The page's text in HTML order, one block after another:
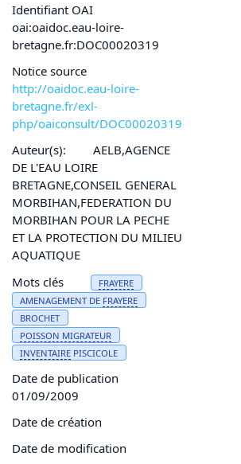
Identifiant OAI
oai:oaidoc.eau-loire-
bretagne.fr:DOC00020319
Notice source
http://oaidoc.eau-loire-
bretagne.fr/exl-
php/oaiconsult/DOC00020319
Auteur(s):
AELB,AGENCE
DE L'EAU LOIRE
BRETAGNE,CONSEIL GENERAL
MORBIHAN,FEDERATION DU
MORBIHAN POUR LA PECHE
ET LA PROTECTION DU MILIEU
AQUATIQUE
Mots clés
FRAYERE
AMENAGEMENT DE FRAYERE
BROCHET
POISSON MIGRATEUR
INVENTAIRE PISCICOLE
Date de publication
01/09/2009
Date de création
Date de modification